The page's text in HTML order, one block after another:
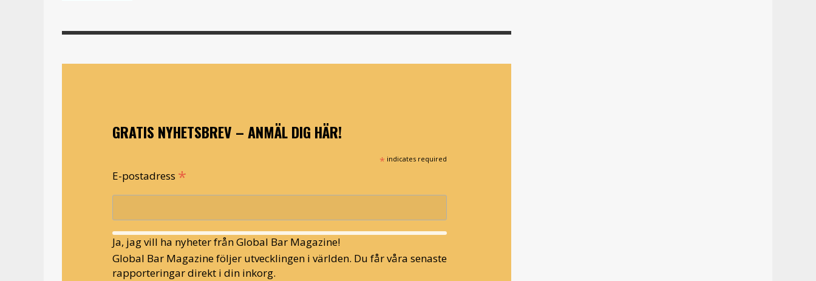
GRATIS NYHETSBREV – ANMÄL DIG HÄR!
* indicates required
E-postadress *
Ja, jag vill ha nyheter från Global Bar Magazine!
Global Bar Magazine följer utvecklingen i världen. Du får våra senaste
rapporteringar direkt i din inkorg.